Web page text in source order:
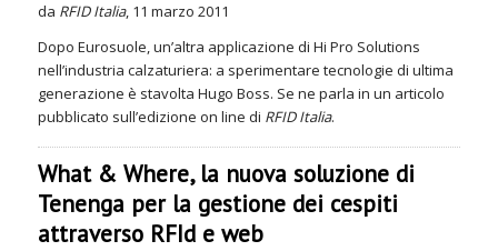
da RFID Italia, 11 marzo 2011
Dopo Eurosuole, un’altra applicazione di Hi Pro Solutions
nell’industria calzaturiera: a sperimentare tecnologie di ultima
generazione è stavolta Hugo Boss. Se ne parla in un articolo
pubblicato sull’edizione on line di RFID Italia.
What & Where, la nuova soluzione di
Tenenga per la gestione dei cespiti
attraverso RFId e web